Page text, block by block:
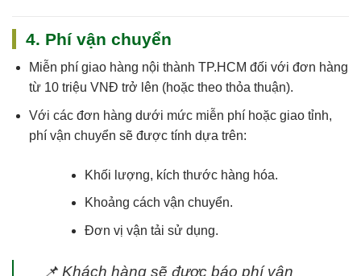
4. Phí vận chuyển
Miễn phí giao hàng nội thành TP.HCM đối với đơn hàng
từ 10 triệu VNĐ trở lên (hoặc theo thỏa thuận).
Với các đơn hàng dưới mức miễn phí hoặc giao tỉnh,
phí vận chuyển sẽ được tính dựa trên:
Khối lượng, kích thước hàng hóa.
Khoảng cách vận chuyển.
Đơn vị vận tải sử dụng.
📌 Khách hàng sẽ được báo phí vận